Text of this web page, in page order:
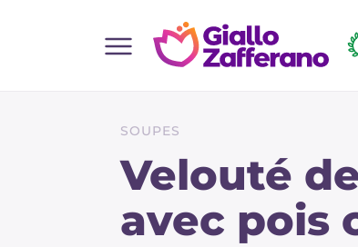
Toutes les recettes
Plats principaux
SOUPES
Velouté
avec pois